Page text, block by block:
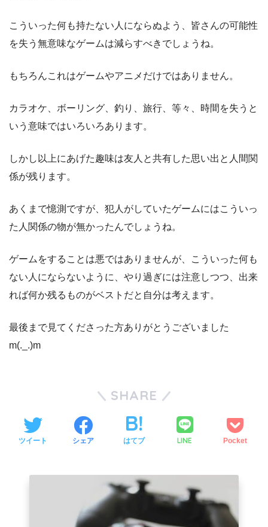
こういった何も持たない人にならぬよう、皆さんの可能性
を失う無意味なゲームは減らすべきでしょうね。
もちろんこれはゲームやアニメだけではありません。
カラオケ、ボーリング、釣り、旅行、等々、時間を失うと
いう意味ではいろいろあります。
しかし以上にあげた趣味は友人と共有した思い出と人間関
係が残ります。
あくまで憶測ですが、犯人がしていたゲームにはこういっ
た人関係の物が無かったんでしょうね。
ゲームをすることは悪ではありませんが、こういった何も
ない人にならないように、やり過ぎには注意しつつ、出来
れば何か残るものがベストだと自分は考えます。
最後まで見てくださった方ありがとうございました
m(._.)m
SHARE
ツイート シェア はてブ LINE Pocket